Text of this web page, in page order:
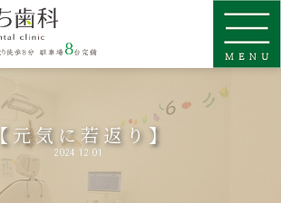
【元気に若返り】
2024.12.01